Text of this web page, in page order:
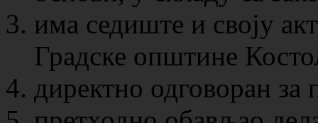
има седиште и своју
Градске општине
директно одговоран